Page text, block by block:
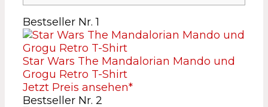
Bestseller Nr. 1
Star Wars The Mandalorian Mando und
Grogu Retro T-Shirt
Jetzt Preis ansehen*
Bestseller Nr. 2